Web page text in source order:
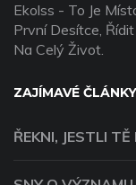
Ekolss - To Je
První Desítce,
Na Celý Život.
ZAJÍMAVÉ ČLÁNKY
ŘEKNI, JESTLI TĚ